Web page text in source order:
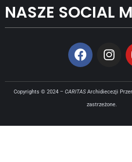
NASZE SOCIAL
Copyrights © 2024 – CARITASArchidiecezji
zastrzeżone.